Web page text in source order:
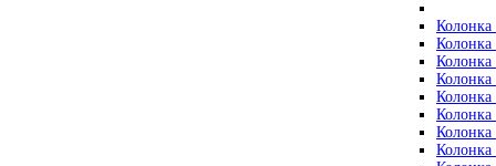
Колонка
Колонка
Колонка
Колонка
Колонка
Колонка
Колонка
Колонка